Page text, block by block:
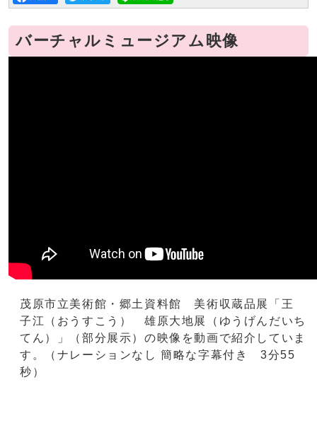
バーチャルミュージアム映像
茂原市立美術館・郷土資料館 美術収蔵品展「王
子江（おうすこう） 雄原大地展（ゆうげんだいち
てん）」（部分展示）の映像を動画で紹介していま
す。（ナレーションなし 簡略な字幕付き 3分55
秒）